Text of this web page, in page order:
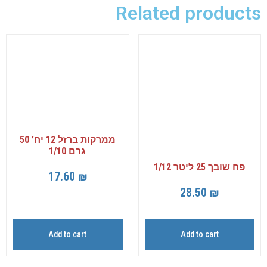
Related products
פח שובך 25 ליטר 1/12
28.50 ₪
Add to cart
ממרקות ברזל 12 יח’ 50
גרם 1/10
17.60 ₪
Add to cart